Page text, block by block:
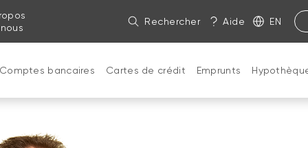
Rechercher Aide EN
Comptes bancaires Cartes de crédit Emprunts